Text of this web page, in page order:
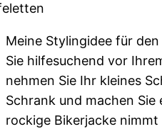
Meine Stylingidee für
Sie hilfesuchend vor
nehmen Sie Ihr kleines
Schrank und machen Sie
rockige Bikerjacke